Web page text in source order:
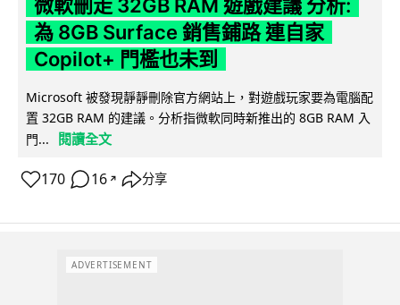
微軟刪走 32GB RAM 遊戲建議 分析:
為 8GB Surface 銷售鋪路 連自家
Copilot+ 門檻也未到
Microsoft 被發現靜靜刪除官方網站上，對遊戲玩家要為電腦配
置 32GB RAM 的建議。分析指微軟同時新推出的 8GB RAM 入
門...
閱讀全文
170 16 ↗ 分享
ADVERTISEMENT